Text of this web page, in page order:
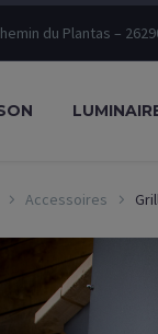
du Plantas –
Accessoires